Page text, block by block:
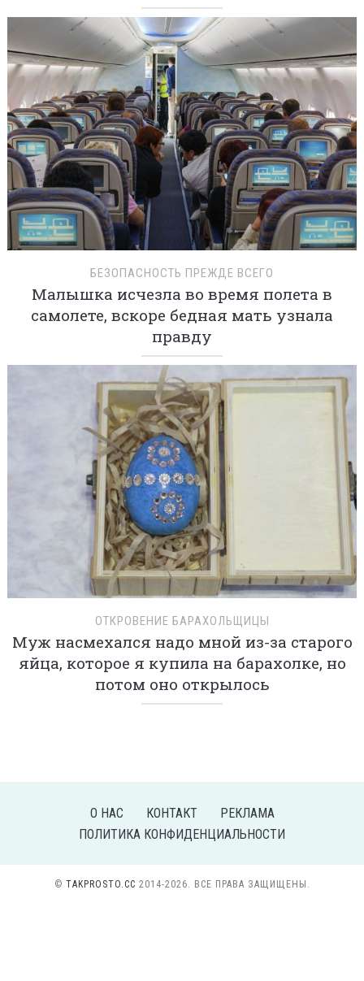
БЕЗОПАСНОСТЬ ПРЕЖДЕ ВСЕГО
Малышка исчезла во время полета в
самолете, вскоре бедная мать узнала
правду
ОТКРОВЕНИЕ БАРАХОЛЬЩИЦЫ
Муж насмехался надо мной из-за старого
яйца, которое я купила на барахолке, но
потом оно открылось
О НАС КОНТАКТ
РЕКЛАМА
ПОЛИТИКА КОНФИДЕНЦИАЛЬНОСТИ
© TAKPROSTO.CC 2014-2026. ВСЕ ПРАВА ЗАЩИЩЕНЫ.